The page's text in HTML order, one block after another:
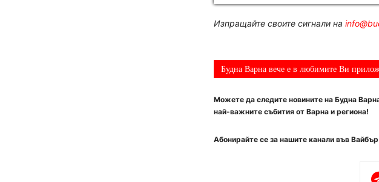
Изпращайте своите сигнали на
Будна Варна вече е в любимите Ви
Можете да следите новините на Будна
най-важните събития от Варна и региона!
Абонирайте се за нашите канали във